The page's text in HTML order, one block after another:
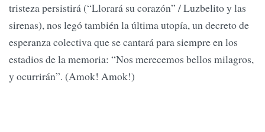
tristeza persistirá (“Llorará su corazón” / Luzbelito y las
sirenas), nos legó también la última utopía, un decreto de
esperanza colectiva que se cantará para siempre en los
estadios de la memoria: “Nos merecemos bellos milagros,
y ocurrirán”. (Amok! Amok!)